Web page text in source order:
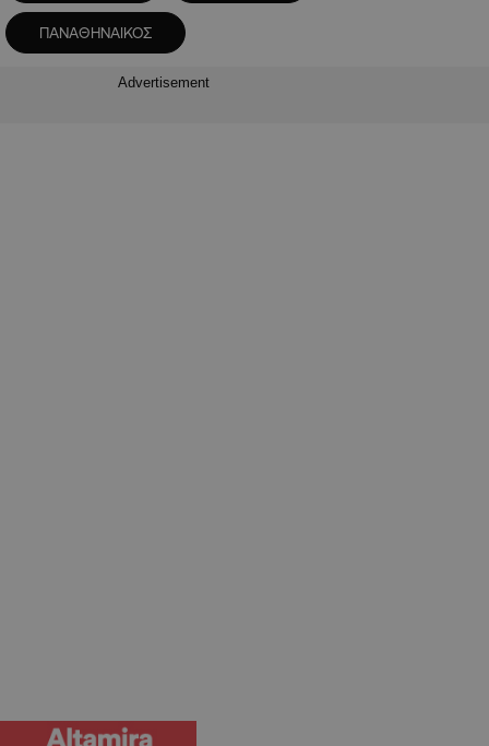
ΠΑΝΑΘΗΝΑΙΚΟΣ
Advertisement